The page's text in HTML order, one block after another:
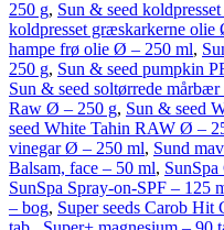
250 g, Sun & seed
koldpresset græskarkerne olie
hampe frø olie Ø – 250 ml,
250 g, Sun & seed pumpkin
Sun & seed soltørrede
Raw Ø – 250 g, Sun & seed
seed White Tahin RAW Ø –
vinegar Ø – 250 ml, Sund
Balsam, face – 50 ml,
SunSpa Spray-on-SPF – 125
– bog, Super seeds Carob Hit